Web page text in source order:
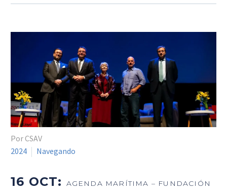
Por CSAV
2024
Navegando
16 OCT: AGENDA MARÍTIMA – FUNDACIÓN